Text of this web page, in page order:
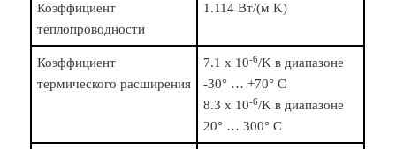
Коэффициент
теплопроводности
1.114 Вт/(м K)
Коэффициент
термического расширения
7.1 х 10-6/K в диапазоне
-30° … +70° C
8.3 х 10-6/K в диапазоне
20° … 300° C